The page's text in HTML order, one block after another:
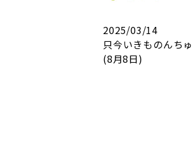
2025/03/14
只今いきものんちゅ
(8月8日)